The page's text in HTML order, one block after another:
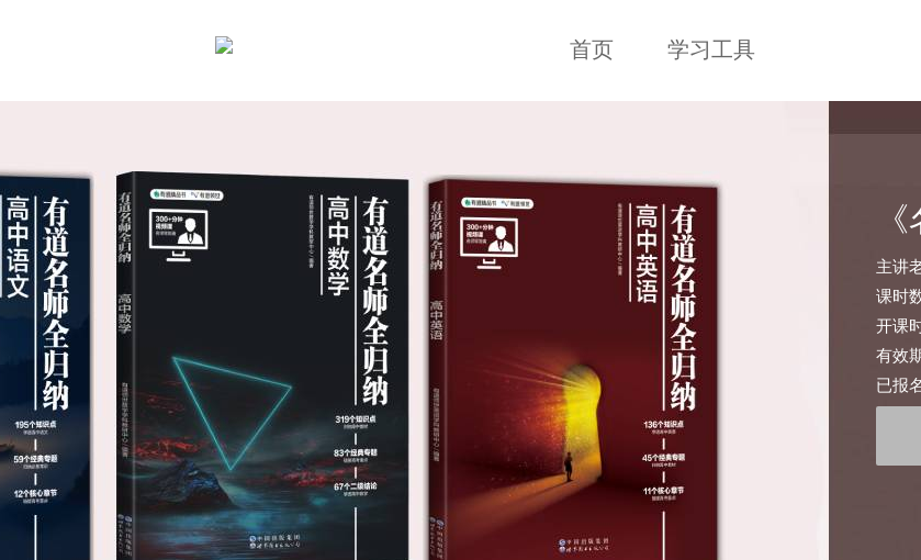
首页 学习工具
主讲
课时
开课
有效
已报